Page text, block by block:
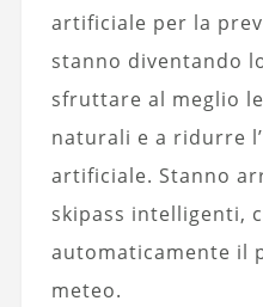
artificiale per la
stanno diventando
sfruttare al meglio
naturali e a ridurre
artificiale. Stanno
skipass intelligenti,
automaticamente il
meteo.